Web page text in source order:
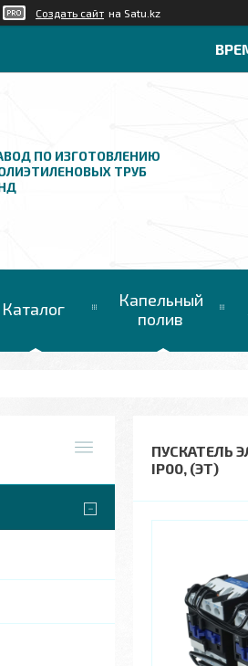
Создать сайт на Satu.kz
ПО ИЗГОТОВЛЕНИЮ
ТРУБ
Каталог
Капельный
полив
ПУСКАТЕЛЬ
IP00, (ЭТ)